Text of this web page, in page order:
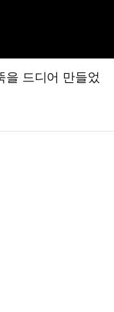
을 드디어 만들었